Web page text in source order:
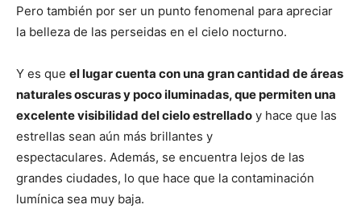
Pero también por ser un punto fenomenal para apreciar
la belleza de las perseidas en el cielo nocturno.
Y es que el lugar cuenta con una gran cantidad de áreas
naturales oscuras y poco iluminadas, que permiten una
excelente visibilidad del cielo estrellado y hace que las
estrellas sean aún más brillantes y
espectaculares. Además, se encuentra lejos de las
grandes ciudades, lo que hace que la contaminación
lumínica sea muy baja.